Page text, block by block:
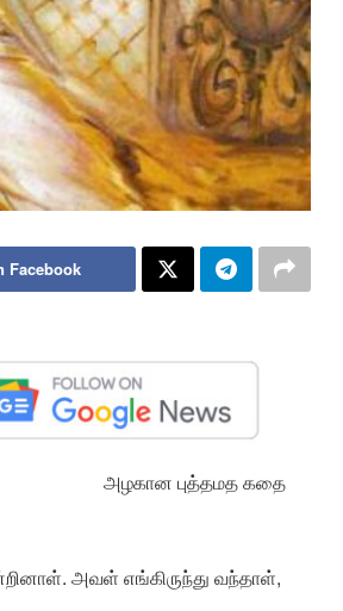
Facebook
புத்தமத கதை
அவள் எங்கிருந்து வந்தாள்,